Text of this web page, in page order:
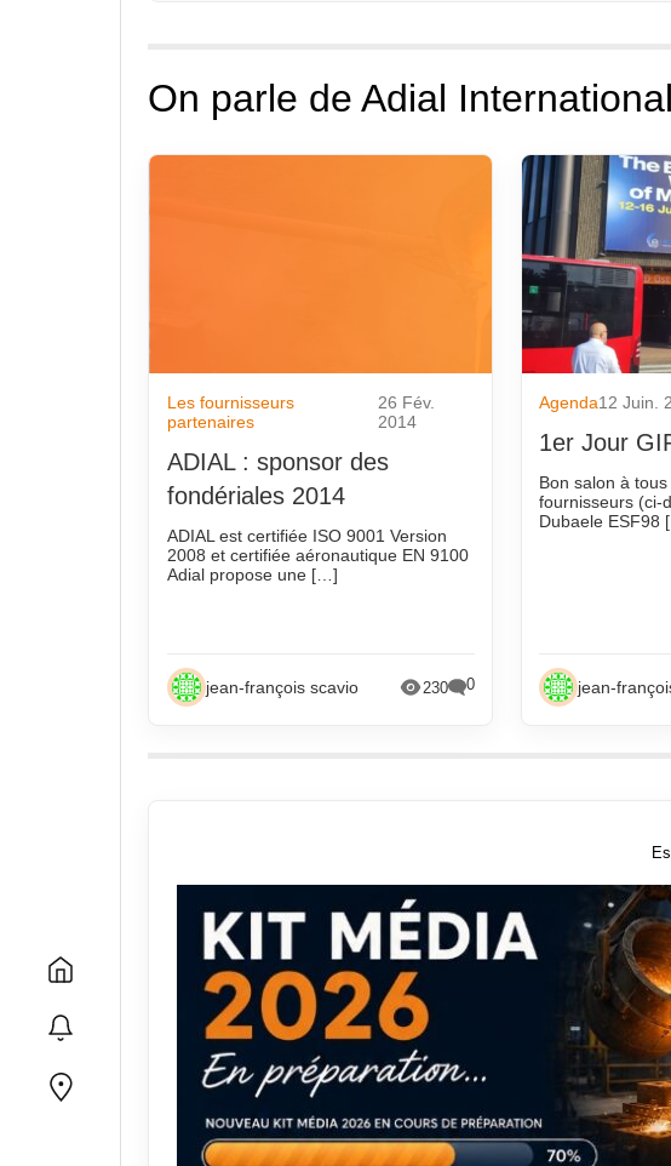
On parle de Adial
Les fournisseurs
partenaires
26 Fév.
2014
ADIAL : sponsor des
fondériales 2014
ADIAL est certifiée ISO 9001 Version
2008 et certifiée aéronautique EN 9100
Adial propose une […]
jean-françois scavio 230 0
Agenda12 Juin.
1er Jour
Bon salon à
fournisseurs (ci-
Dubaele ESF98
jean-